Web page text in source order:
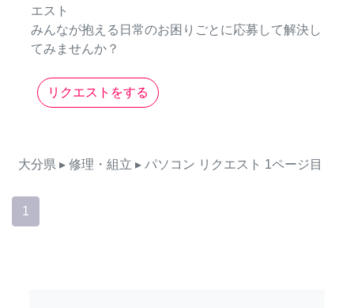
エスト
みんなが抱える日常のお困りごとに応募して解決し
てみませんか？
リクエストをする
大分県 ▸ 修理・組立 ▸ パソコン リクエスト 1ページ目
1